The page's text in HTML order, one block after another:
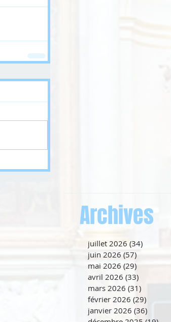
Archives
juillet 2026 (34)
juin 2026 (57)
mai 2026 (29)
avril 2026 (33)
mars 2026 (31)
février 2026 (29)
janvier 2026 (36)